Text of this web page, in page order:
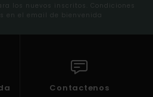
los nuevos inscritos. Condiciones
en el email de bienvenida
Contactenos